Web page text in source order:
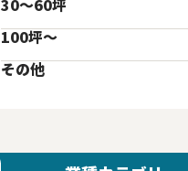
30〜60坪
100坪〜
その他